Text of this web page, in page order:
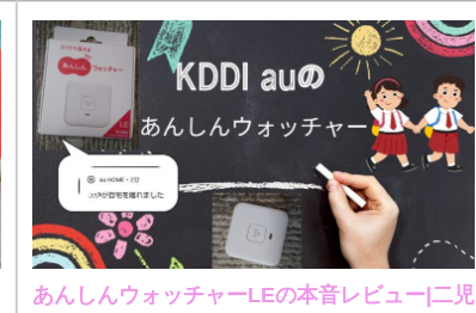
あんしんウォッチャーLEの本音レビュー|二児